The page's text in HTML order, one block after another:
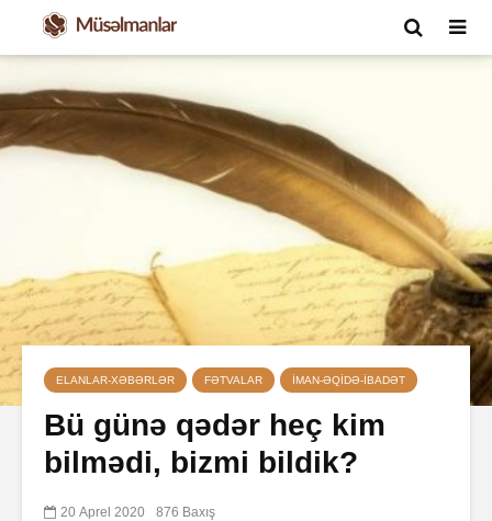
ELANLAR-XƏBƏRLƏR FƏTVALAR İMAN-ƏQIDƏ-IBADƏT
Bü günə qədər heç kim
bilmədi, bizmi bildik?
20 Aprel 2020 876 Baxış